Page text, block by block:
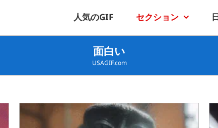
人気のGIF セクション
面白い
USAGIF.com